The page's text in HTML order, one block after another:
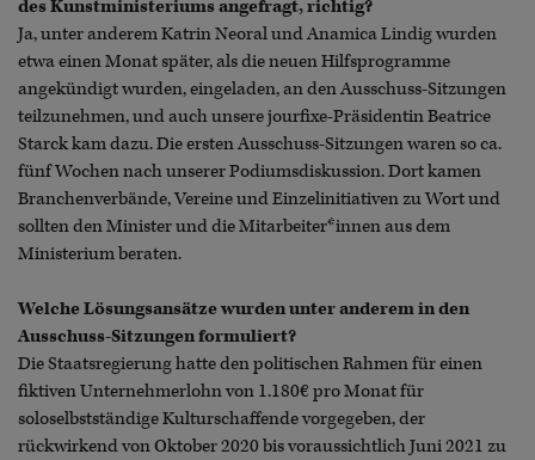
des Kunstministeriums angefragt, richtig?
Ja, unter anderem Katrin Neoral und Anamica Lindig wurden
etwa einen Monat später, als die neuen Hilfsprogramme
angekündigt wurden, eingeladen, an den Ausschuss-Sitzungen
teilzunehmen, und auch unsere jourfixe-Präsidentin Beatrice
Starck kam dazu. Die ersten Ausschuss-Sitzungen waren so ca.
fünf Wochen nach unserer Podiumsdiskussion. Dort kamen
Branchenverbände, Vereine und Einzelinitiativen zu Wort und
sollten den Minister und die Mitarbeiter*innen aus dem
Ministerium beraten.
Welche Lösungsansätze wurden unter anderem in den
Ausschuss-Sitzungen formuliert?
Die Staatsregierung hatte den politischen Rahmen für einen
fiktiven Unternehmerlohn von 1.180€ pro Monat für
soloselbstständige Kulturschaffende vorgegeben, der
rückwirkend von Oktober 2020 bis voraussichtlich Juni 2021 zu